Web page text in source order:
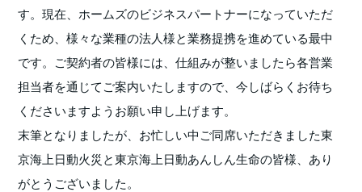
す。現在、ホームズのビジネスパートナーになっていただ
くため、様々な業種の法人様と業務提携を進めている最中
です。ご契約者の皆様には、仕組みが整いましたら各営業
担当者を通じてご案内いたしますので、今しばらくお待ち
くださいますようお願い申し上げます。
末筆となりましたが、お忙しい中ご同席いただきました東
京海上日動火災と東京海上日動あんしん生命の皆様、あり
がとうございました。